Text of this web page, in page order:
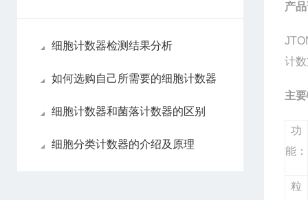
细胞计数器检测结果分析
如何选购自己所需要的细胞计数器
细胞计数器和菌落计数器的区别
细胞分类计数器的介绍及原理
产
计
主
功
能：
粒